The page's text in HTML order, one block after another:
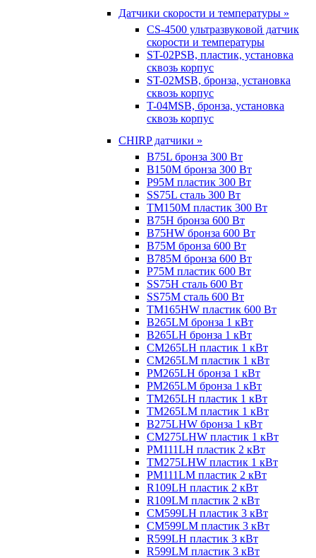
Датчики скорости и температуры »
CS-4500 ультразвуковой датчик
скорости и температуры
ST-02PSB, пластик, установка
сквозь корпус
ST-02MSB, бронза, установка
сквозь корпус
T-04MSB, бронза, установка
сквозь корпус
CHIRP датчики »
B75L бронза 300 Вт
B150M бронза 300 Вт
P95M пластик 300 Вт
SS75L сталь 300 Вт
TM150M пластик 300 Вт
B75H бронза 600 Вт
B75HW бронза 600 Вт
B75M бронза 600 Вт
B785M бронза 600 Вт
P75M пластик 600 Вт
SS75H сталь 600 Вт
SS75M сталь 600 Вт
TM165HW пластик 600 Вт
B265LM бронза 1 кВт
B265LH бронза 1 кВт
CM265LH пластик 1 кВт
CM265LM пластик 1 кВт
PM265LH бронза 1 кВт
PM265LM бронза 1 кВт
TM265LH пластик 1 кВт
TM265LM пластик 1 кВт
B275LHW бронза 1 кВт
CM275LHW пластик 1 кВт
PM111LH пластик 2 кВт
TM275LHW пластик 1 кВт
PM111LM пластик 2 кВт
R109LH пластик 2 кВт
R109LM пластик 2 кВт
CM599LH пластик 3 кВт
CM599LM пластик 3 кВт
R599LH пластик 3 кВт
R599LM пластик 3 кВт